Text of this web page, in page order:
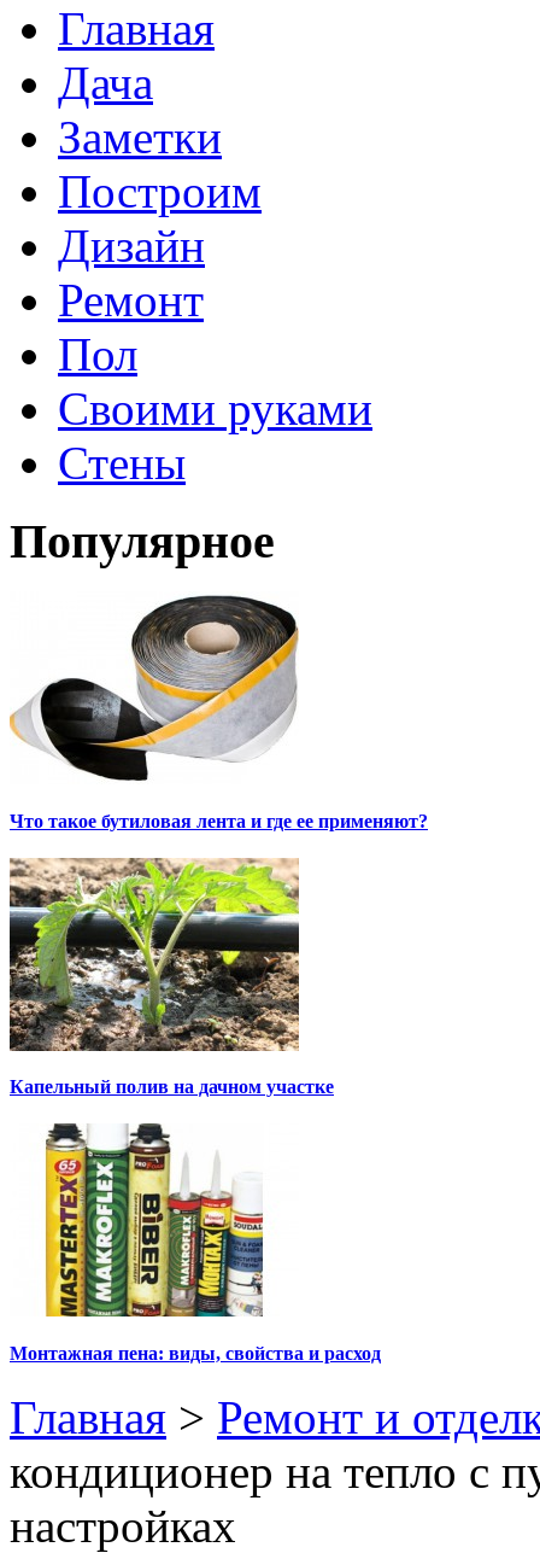
Главная
Дача
Заметки
Построим
Дизайн
Ремонт
Пол
Своими руками
Стены
Популярное
Что такое бутиловая лента и где ее применяют?
Капельный полив на дачном участке
Монтажная пена: виды, свойства и расход
Главная > Ремонт и
кондиционер на тепло с
настройках